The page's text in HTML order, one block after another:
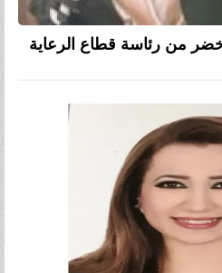
من رئاسة قطاع الرعاية